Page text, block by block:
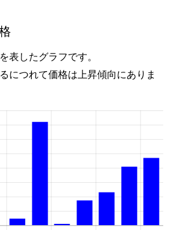
表したグラフです。
につれて価格は上昇傾向にありま